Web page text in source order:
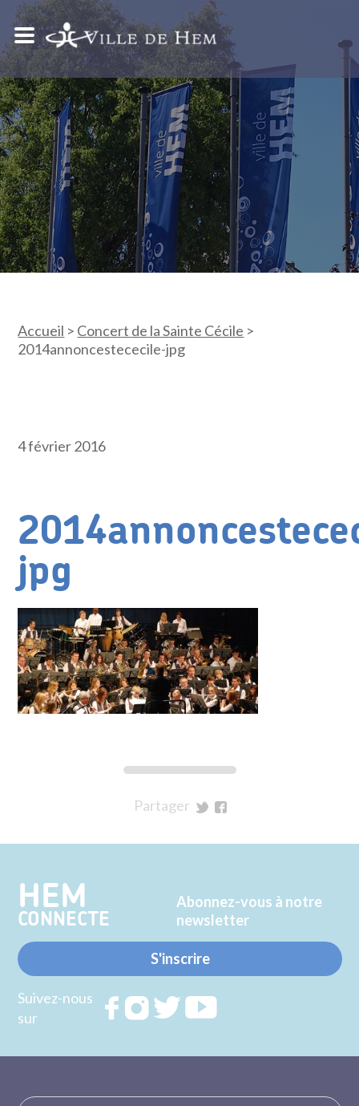
Accueil > Concert de la Sainte Cécile >
2014annoncestececile-jpg
4 février 2016
jpg
Partager
Twitter
Facebook
HEM
CONNECTE
Abonnez-vous à notre
newsletter
S'inscrire
Suivez-nous
sur
RejoignezRejoignezRejoignez